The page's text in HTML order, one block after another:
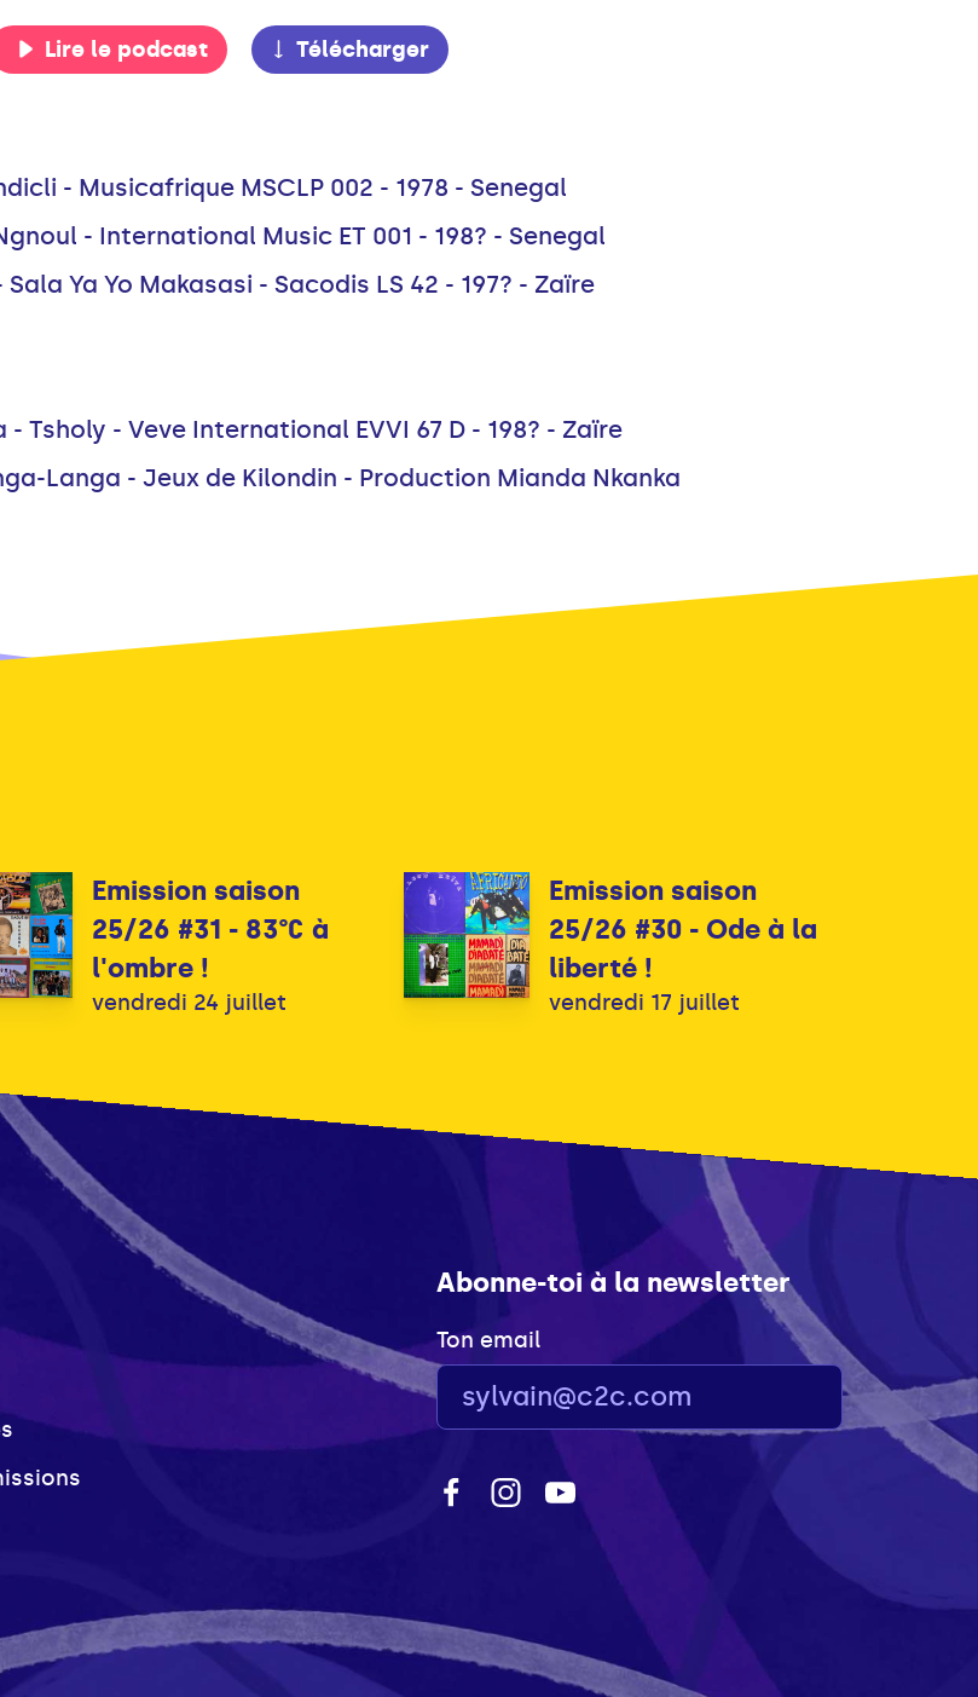
Lire le podcast Télécharger
- Musicafrique MSCLP 002 - 1978 - Senegal
- International Music ET 001 - 198? - Senegal
Ya Yo Makasasi - Sacodis LS 42 - 197? - Zaïre
Tsholy - Veve International EVVI 67 D - 198? - Zaïre
Langa - Jeux de Kilondin - Production Mianda Nkanka
Emission saison
25/26 #31 - 83°C à
l'ombre !
vendredi 24 juillet
Emission saison
25/26 #30 - Ode à la
liberté !
vendredi 17 juillet
Abonne-toi à la newsletter
Ton email